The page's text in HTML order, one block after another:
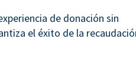
de donación sin
el éxito de la